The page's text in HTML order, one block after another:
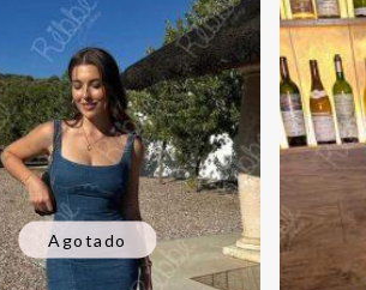
Agotado